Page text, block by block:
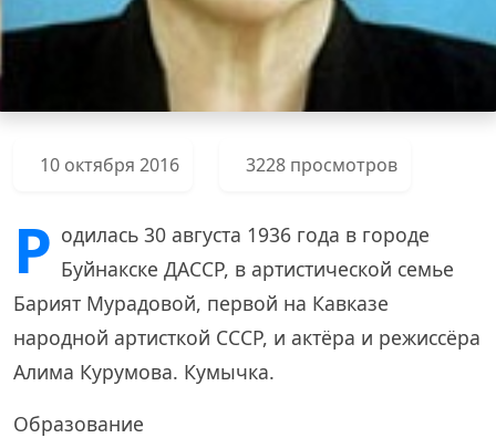
10 октября 2016 3228 просмотров
Р одилась 30 августа 1936 года в городе
Буйнакске ДАССР, в артистической семье
Барият Мурадовой, первой на Кавказе
народной артисткой СССР, и актёра и режиссёра
Алима Курумова. Кумычка.
Образование